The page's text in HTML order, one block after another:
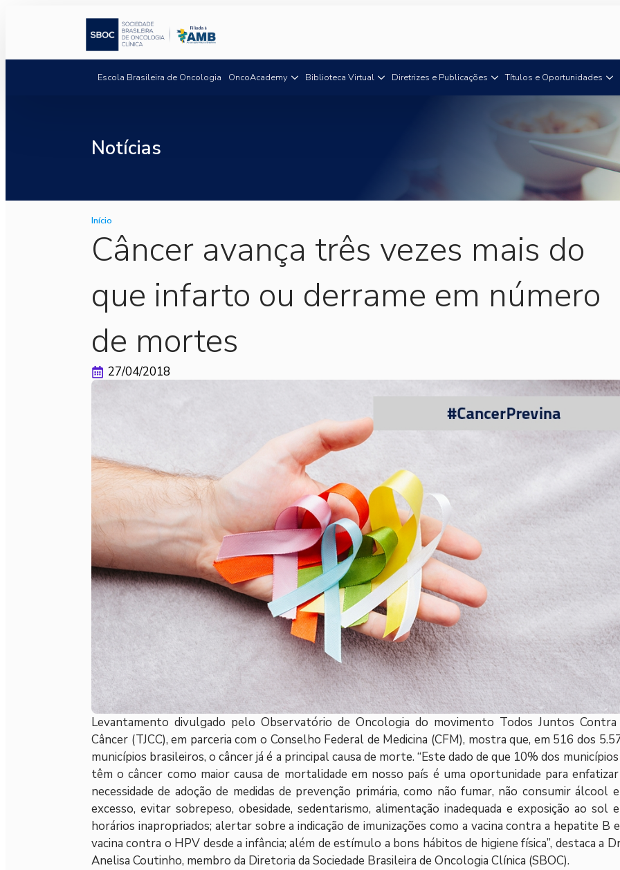
Escola Brasileira de Oncologia OncoAcademy Biblioteca Virtual Diretrizes e Publicações Títulos e Oportunidades
Notícias
Início
Câncer avança três vezes mais do
que infarto ou derrame em número
de mortes
27/04/2018
Levantamento divulgado pelo Observatório de Oncologia do movimento Todos Juntos
Câncer (TJCC), em parceria com o Conselho Federal de Medicina (CFM), mostra que, em 516 dos
municípios brasileiros, o câncer já é a principal causa de morte. “Este dado de que 10% dos municípios
têm o câncer como maior causa de mortalidade em nosso país é uma oportunidade para
necessidade de adoção de medidas de prevenção primária, como não fumar, não consumir álcool
excesso, evitar sobrepeso, obesidade, sedentarismo, alimentação inadequada e exposição ao sol
horários inapropriados; alertar sobre a indicação de imunizações como a vacina contra a hepatite B
vacina contra o HPV desde a infância; além de estímulo a bons hábitos de higiene física”, destaca a
Anelisa Coutinho, membro da Diretoria da Sociedade Brasileira de Oncologia Clínica (SBOC).